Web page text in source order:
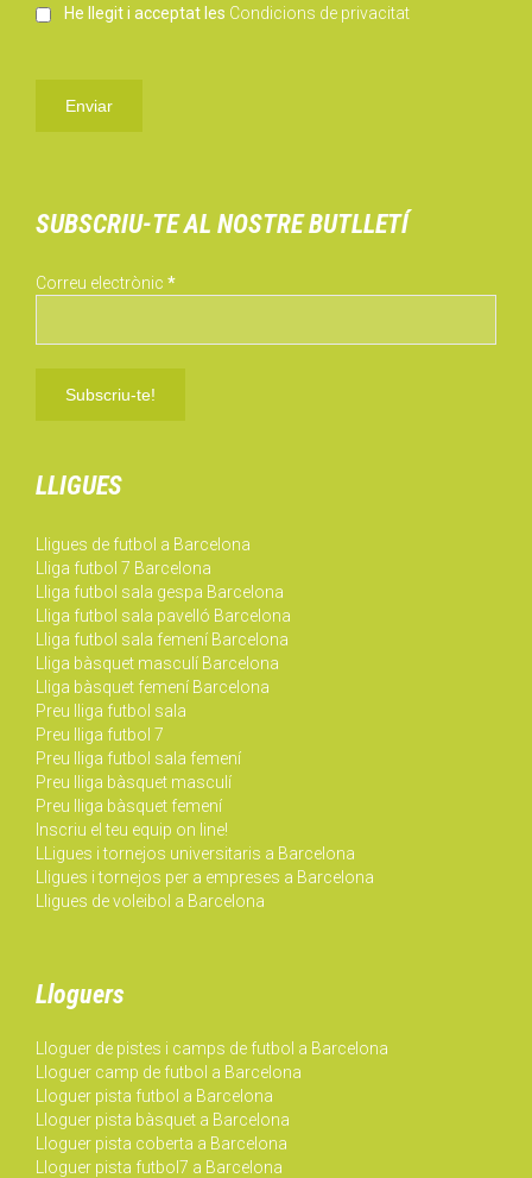
He llegit i acceptat les Condicions de privacitat
SUBSCRIU-TE AL NOSTRE BUTLLETÍ
Correu electrònic *
LLIGUES
Lligues de futbol a Barcelona
Lliga futbol 7 Barcelona
Lliga futbol sala gespa Barcelona
Lliga futbol sala pavelló Barcelona
Lliga futbol sala femení Barcelona
Lliga bàsquet masculí Barcelona
Lliga bàsquet femení Barcelona
Preu lliga futbol sala
Preu lliga futbol 7
Preu lliga futbol sala femení
Preu lliga bàsquet masculí
Preu lliga bàsquet femení
Inscriu el teu equip on line!
LLigues i tornejos universitaris a Barcelona
Lligues i tornejos per a empreses a Barcelona
Lligues de voleibol a Barcelona
Lloguers
Lloguer de pistes i camps de futbol a Barcelona
Lloguer camp de futbol a Barcelona
Lloguer pista futbol a Barcelona
Lloguer pista bàsquet a Barcelona
Lloguer pista coberta a Barcelona
Lloguer pista futbol7 a Barcelona